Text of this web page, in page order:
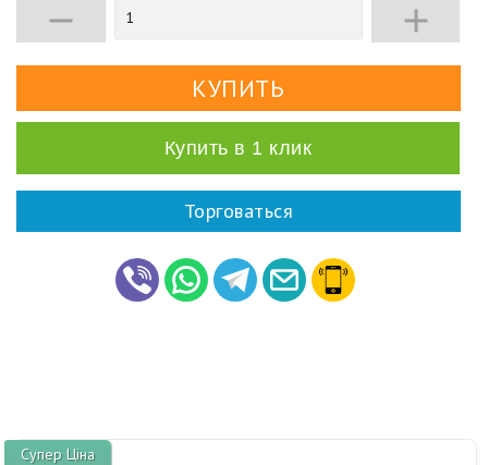
 
Купить в 1 клик
Торговаться
Супер Ціна